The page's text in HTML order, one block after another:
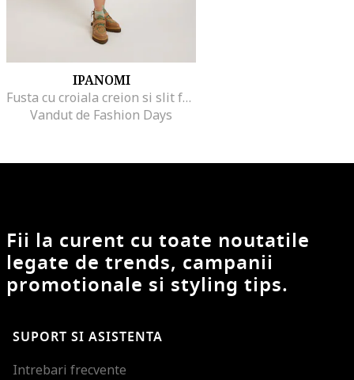
IPANOMI
Fusta cu croiala creion si slit frontal, Bej
Vandut de Fashion Days
Fii la curent cu toate noutatile
legate de trends, campanii
promotionale si styling tips.
SUPORT SI ASISTENTA
Intrebari frecvente